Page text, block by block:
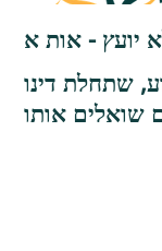
שתחלת דינו
שואלים אותו